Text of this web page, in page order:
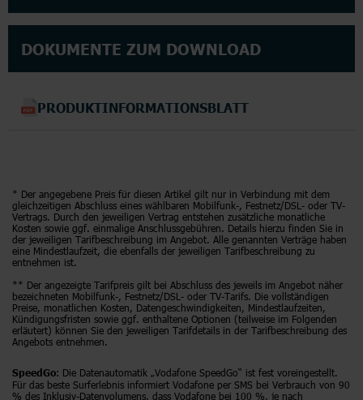
DOKUMENTE ZUM DOWNLOAD
PRODUKTINFORMATIONSBLATT
* Der angegebene Preis für diesen Artikel gilt nur in Verbindung mit dem
gleichzeitigen Abschluss eines wählbaren Mobilfunk-, Festnetz/DSL- oder TV-
Vertrags. Durch den jeweiligen Vertrag entstehen zusätzliche monatliche
Kosten sowie ggf. einmalige Anschlussgebühren. Details hierzu finden Sie in
der jeweiligen Tarifbeschreibung im Angebot. Alle genannten Verträge haben
eine Mindestlaufzeit, die ebenfalls der jeweiligen Tarifbeschreibung zu
entnehmen ist.
** Der angezeigte Tarifpreis gilt bei Abschluss des jeweils im Angebot näher
bezeichneten Mobilfunk-, Festnetz/DSL- oder TV-Tarifs. Die vollständigen
Preise, monatlichen Kosten, Datengeschwindigkeiten, Mindestlaufzeiten,
Kündigungsfristen sowie ggf. enthaltene Optionen (teilweise im Folgenden
erläutert) können Sie den jeweiligen Tarifdetails in der Tarifbeschreibung des
Angebots entnehmen.
SpeedGo: Die Datenautomatik „Vodafone SpeedGo“ ist fest voreingestellt.
Für das beste Surferlebnis informiert Vodafone per SMS bei Verbrauch von 90
% des Inklusiv-Datenvolumens, dass Vodafone bei 100 %, je nach